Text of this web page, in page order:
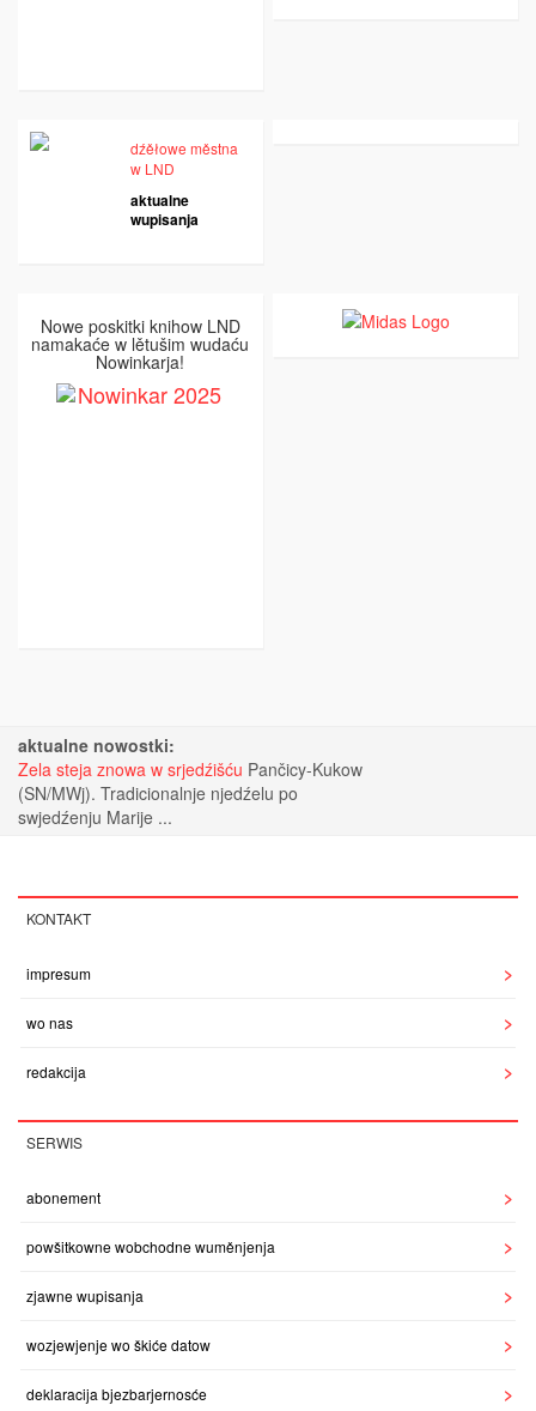
dźěłowe městna
w LND
aktualne
wupisanja
Nowe poskitki knihow LND
namakaće w lětušim wudaću
Nowinkarja!
aktualne nowostki:
Zela steja znowa w srjedźišću Pančicy-Kukow
(SN/MWj). Tradicionalnje njedźelu po
swjedźenju Marije ...
KONTAKT
impresum
wo nas
redakcija
SERWIS
abonement
powšitkowne wobchodne wuměnjenja
zjawne wupisanja
wozjewjenje wo škiće datow
deklaracija bjezbarjernosće